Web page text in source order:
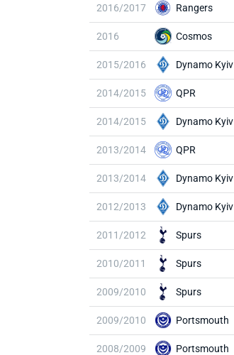
2016/2017 Rangers
2016 Cosmos
2015/2016 Dynamo Kyiv
2014/2015 QPR
2014/2015 Dynamo Kyiv
2013/2014 QPR
2013/2014 Dynamo Kyiv
2012/2013 Dynamo Kyiv
2011/2012 Spurs
2010/2011 Spurs
2009/2010 Spurs
2009/2010 Portsmouth
2008/2009 Portsmouth